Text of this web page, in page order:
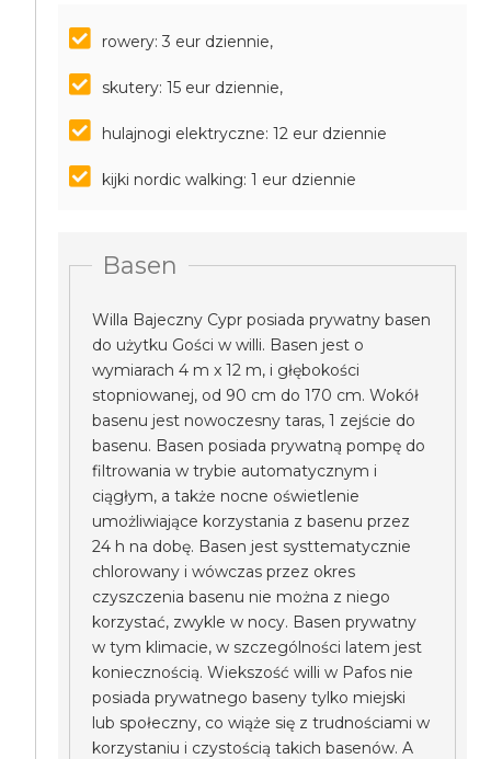
rowery: 3 eur dziennie,
skutery: 15 eur dziennie,
hulajnogi elektryczne: 12 eur dziennie
kijki nordic walking: 1 eur dziennie
Basen
Willa Bajeczny Cypr posiada prywatny basen
do użytku Gości w willi. Basen jest o
wymiarach 4 m x 12 m, i głębokości
stopniowanej, od 90 cm do 170 cm. Wokół
basenu jest nowoczesny taras, 1 zejście do
basenu. Basen posiada prywatną pompę do
filtrowania w trybie automatycznym i
ciągłym, a także nocne oświetlenie
umożliwiające korzystania z basenu przez
24 h na dobę. Basen jest systtematycznie
chlorowany i wówczas przez okres
czyszczenia basenu nie można z niego
korzystać, zwykle w nocy. Basen prywatny
w tym klimacie, w szczególności latem jest
koniecznością. Wiekszość willi w Pafos nie
posiada prywatnego baseny tylko miejski
lub społeczny, co wiąże się z trudnościami w
korzystaniu i czystością takich basenów. A